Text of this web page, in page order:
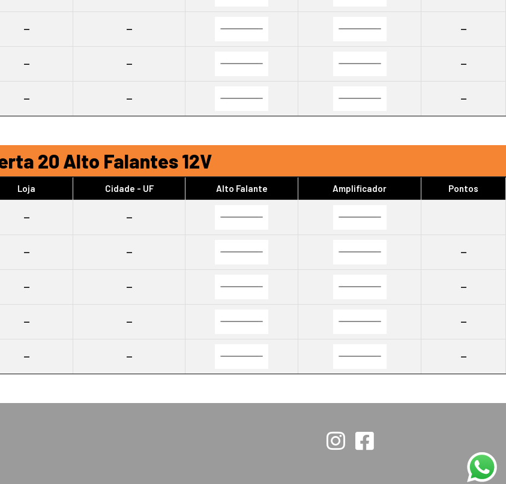
-- -- --
-- -- --
-- -- --
20 Alto Falantes 12V
Loja Cidade - UF Alto Falante Amplificador Pontos
-- --
-- -- --
-- -- --
-- -- --
-- -- --